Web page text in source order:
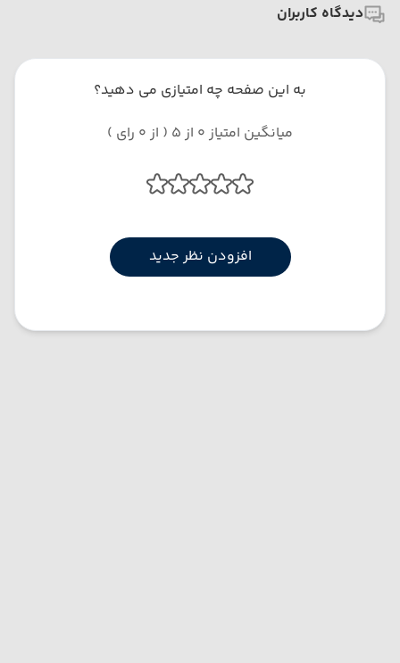
دیدگاه کاربران
به این صفحه چه امتیازی می دهید؟
میانگین امتیاز 0 از 5 ( از 0 رای )
افزودن نظر جدید